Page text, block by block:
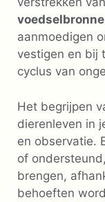
aanmoedigen
vestigen en bij
cyclus van
Het begrijpen
dierenleven in
en observatie.
of
brengen,
behoeften